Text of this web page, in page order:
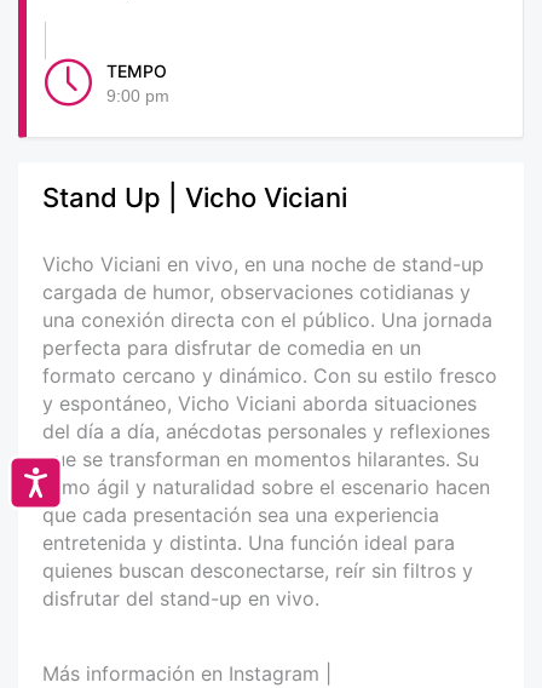
Accesibilidad
TEMPO
9:00 pm
Stand Up | Vicho Viciani
Vicho Viciani en vivo, en una noche de stand-up
cargada de humor, observaciones cotidianas y
una conexión directa con el público. Una jornada
perfecta para disfrutar de comedia en un
formato cercano y dinámico. Con su estilo fresco
y espontáneo, Vicho Viciani aborda situaciones
del día a día, anécdotas personales y reflexiones
que se transforman en momentos hilarantes. Su
ritmo ágil y naturalidad sobre el escenario hacen
que cada presentación sea una experiencia
entretenida y distinta. Una función ideal para
quienes buscan desconectarse, reír sin filtros y
disfrutar del stand-up en vivo.
Más información en Instagram |